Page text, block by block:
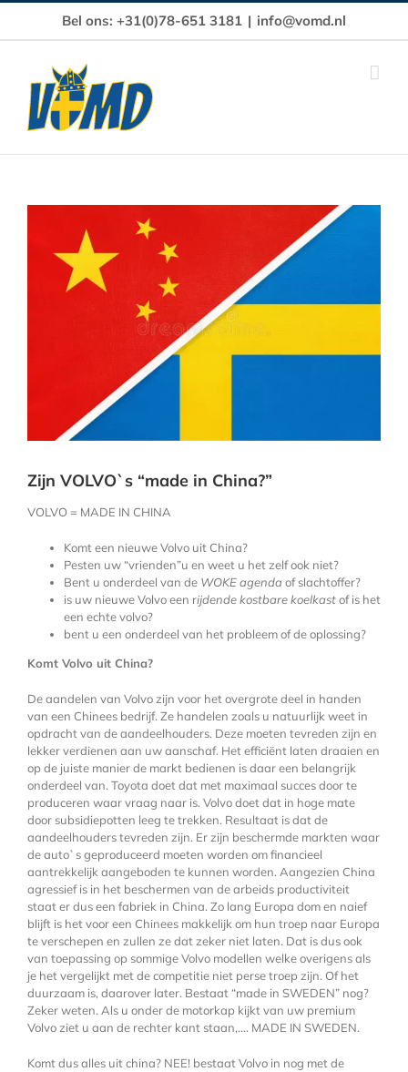
Ga
inhoud
Bel ons: +31(0)78-651 3181 | info@vomd.nl
afbeelding
Zijn VOLVO`s “made in China?”
VOLVO = MADE IN CHINA
Komt een nieuwe Volvo uit China?
Pesten uw “vrienden”u en weet u het zelf ook niet?
Bent u onderdeel van de WOKE agendaof slachtoffer?
is uw nieuwe Volvo een rijdende kostbare koelkastof is het
een echte volvo?
bent u een onderdeel van het probleem of de oplossing?
Komt Volvo uit China?
De aandelen van Volvo zijn voor het overgrote deel in handen
van een Chinees bedrijf. Ze handelen zoals u natuurlijk weet in
opdracht van de aandeelhouders. Deze moeten tevreden zijn en
lekker verdienen aan uw aanschaf. Het efficiënt laten draaien en
op de juiste manier de markt bedienen is daar een belangrijk
onderdeel van. Toyota doet dat met maximaal succes door te
produceren waar vraag naar is. Volvo doet dat in hoge mate
door subsidiepotten leeg te trekken. Resultaat is dat de
aandeelhouders tevreden zijn. Er zijn beschermde markten waar
de auto`s geproduceerd moeten worden om financieel
aantrekkelijk aangeboden te kunnen worden. Aangezien China
agressief is in het beschermen van de arbeids productiviteit
staat er dus een fabriek in China. Zo lang Europa dom en naief
blijft is het voor een Chinees makkelijk om hun troep naar Europa
te verschepen en zullen ze dat zeker niet laten. Dat is dus ook
van toepassing op sommige Volvo modellen welke overigens als
je het vergelijkt met de competitie niet perse troep zijn. Of het
duurzaam is, daarover later. Bestaat “made in SWEDEN” nog?
Zeker weten. Als u onder de motorkap kijkt van uw premium
Volvo ziet u aan de rechter kant staan,…. MADE IN SWEDEN.
Komt dus alles uit china? NEE! bestaat Volvo in nog met de